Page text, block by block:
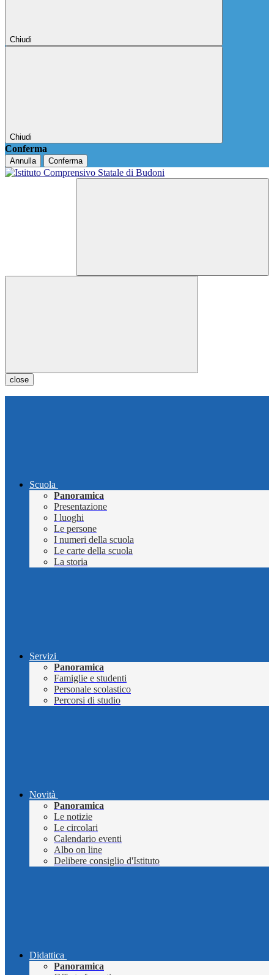
Chiudi
Chiudi
Conferma
Annulla Conferma
close
Scuola
Panoramica
Presentazione
I luoghi
Le persone
I numeri della scuola
Le carte della scuola
La storia
Servizi
Panoramica
Famiglie e studenti
Personale scolastico
Percorsi di studio
Novità
Panoramica
Le notizie
Le circolari
Calendario eventi
Albo on line
Delibere consiglio d'Istituto
Didattica
Panoramica